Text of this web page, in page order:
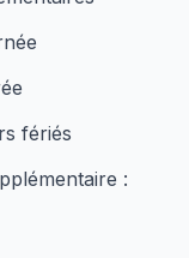
fériés
: